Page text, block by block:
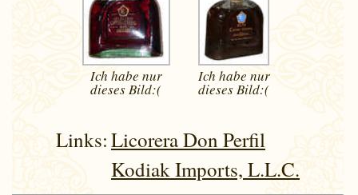
Ich habe nur
diesesBild:(
Ich habe nur
diesesBild:(
Links:Licorera Don Perfil
Kodiak Imports, L.L.C.